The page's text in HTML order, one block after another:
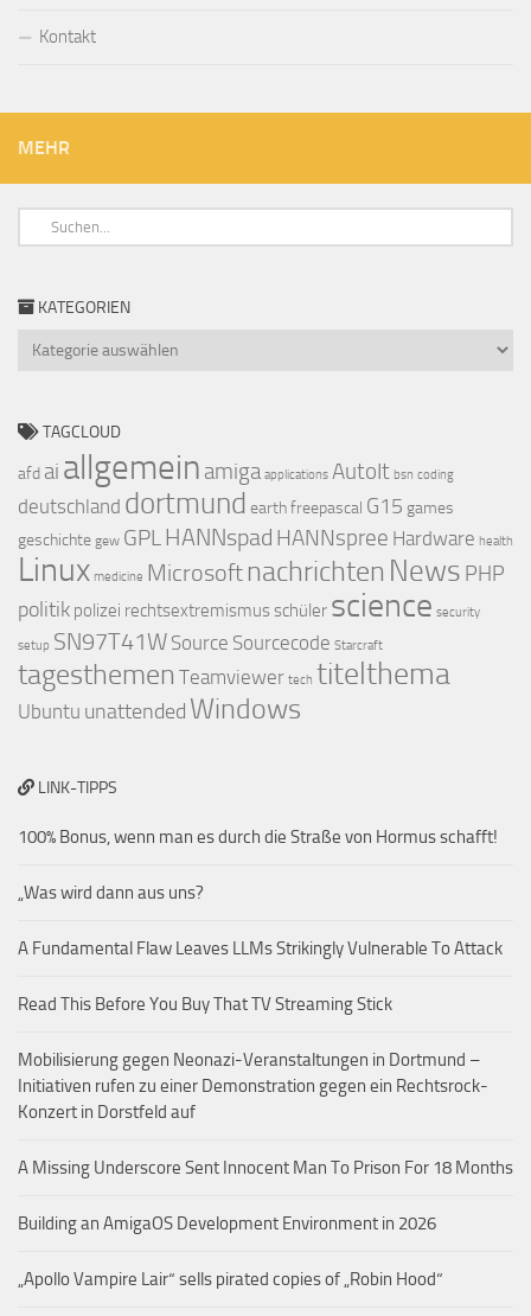
Kontakt
MEHR
KATEGORIEN
TAGCLOUD
afd ai allgemein amiga applications AutoIt bsn coding
deutschland dortmund earthfreepascal G15 games
geschichte gew GPLHANNspad HANNspree Hardware health
Linux medicine Microsoft nachrichten News PHP
politik polizei rechtsextremismusschüler science security
setup SN97T41W Source Sourcecode Starcraft
tagesthemen Teamviewer tech titelthema
Ubuntu unattended Windows
LINK-TIPPS
100% Bonus, wenn man es durch die Straße von Hormus schafft!
„Was wird dann aus uns?
A Fundamental Flaw Leaves LLMs Strikingly Vulnerable To Attack
Read This Before You Buy That TV Streaming Stick
Mobilisierung gegen Neonazi-Veranstaltungen in Dortmund –
Initiativen rufen zu einer Demonstration gegen ein Rechtsrock-
Konzert in Dorstfeld auf
A Missing Underscore Sent Innocent Man To Prison For 18 Months
Building an AmigaOS Development Environment in 2026
„Apollo Vampire Lair“ sells pirated copies of „Robin Hood“